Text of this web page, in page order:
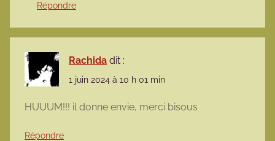
Répondre
Rachida dit :
1 juin 2024 à 10 h 01 min
HUUUM!!! il donne envie, merci bisous
Répondre